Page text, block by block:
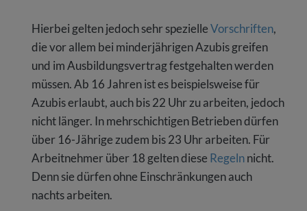
Hierbei gelten jedoch sehr spezielleVorschriften,
die vor allem bei minderjährigen Azubis greifen
und im Ausbildungsvertrag festgehalten werden
müssen. Ab 16 Jahren ist es beispielsweise für
Azubis erlaubt, auch bis 22 Uhr zu arbeiten, jedoch
nicht länger. In mehrschichtigen Betrieben dürfen
über 16-Jährige zudem bis 23 Uhr arbeiten. Für
Arbeitnehmer über 18 gelten diese Regelnnicht.
Denn sie dürfen ohne Einschränkungen auch
nachts arbeiten.